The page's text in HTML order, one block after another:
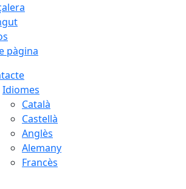
pàgina
Idiomes
Català
Castellà
Anglès
Alemany
Francès